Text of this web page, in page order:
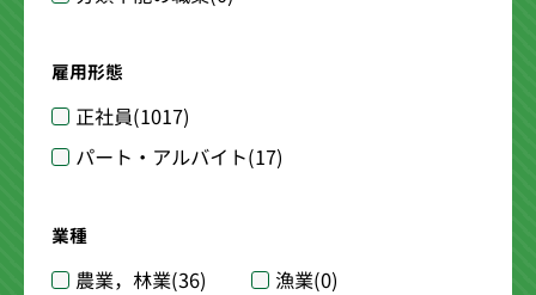
雇用形態
正社員(1017)
パート・アルバイト(17)
業種
農業，林業(36) 漁業(0)